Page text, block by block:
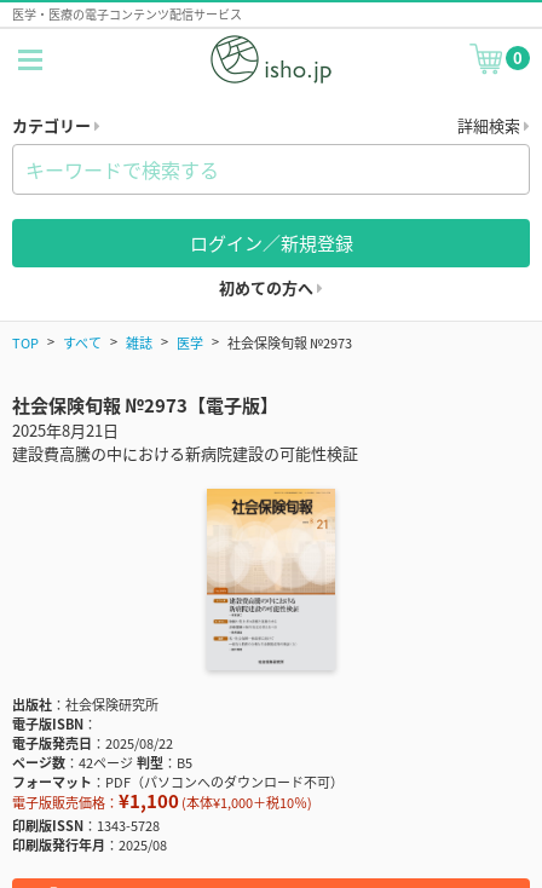
医学・医療の電子コンテンツ配信サービス
0
カテゴリー 詳細検索
ログイン／新規登録
初めての方へ
TOP すべて 雑誌 医学 社会保険旬報 №2973
社会保険旬報 №2973【電子版】
2025年8月21日
建設費高騰の中における新病院建設の可能性検証
出版社
社会保険研究所
電子版ISBN
電子版発売日
2025/08/22
ページ数
42ページ判型
B5
フォーマット
PDF（パソコンへのダウンロード不可）
電子版販売価格： ¥1,100(本体¥1,000＋税10％)
印刷版ISSN
1343-5728
印刷版発行年月
2025/08